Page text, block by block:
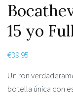
15 yo
€39.95
Un ron
botella única con